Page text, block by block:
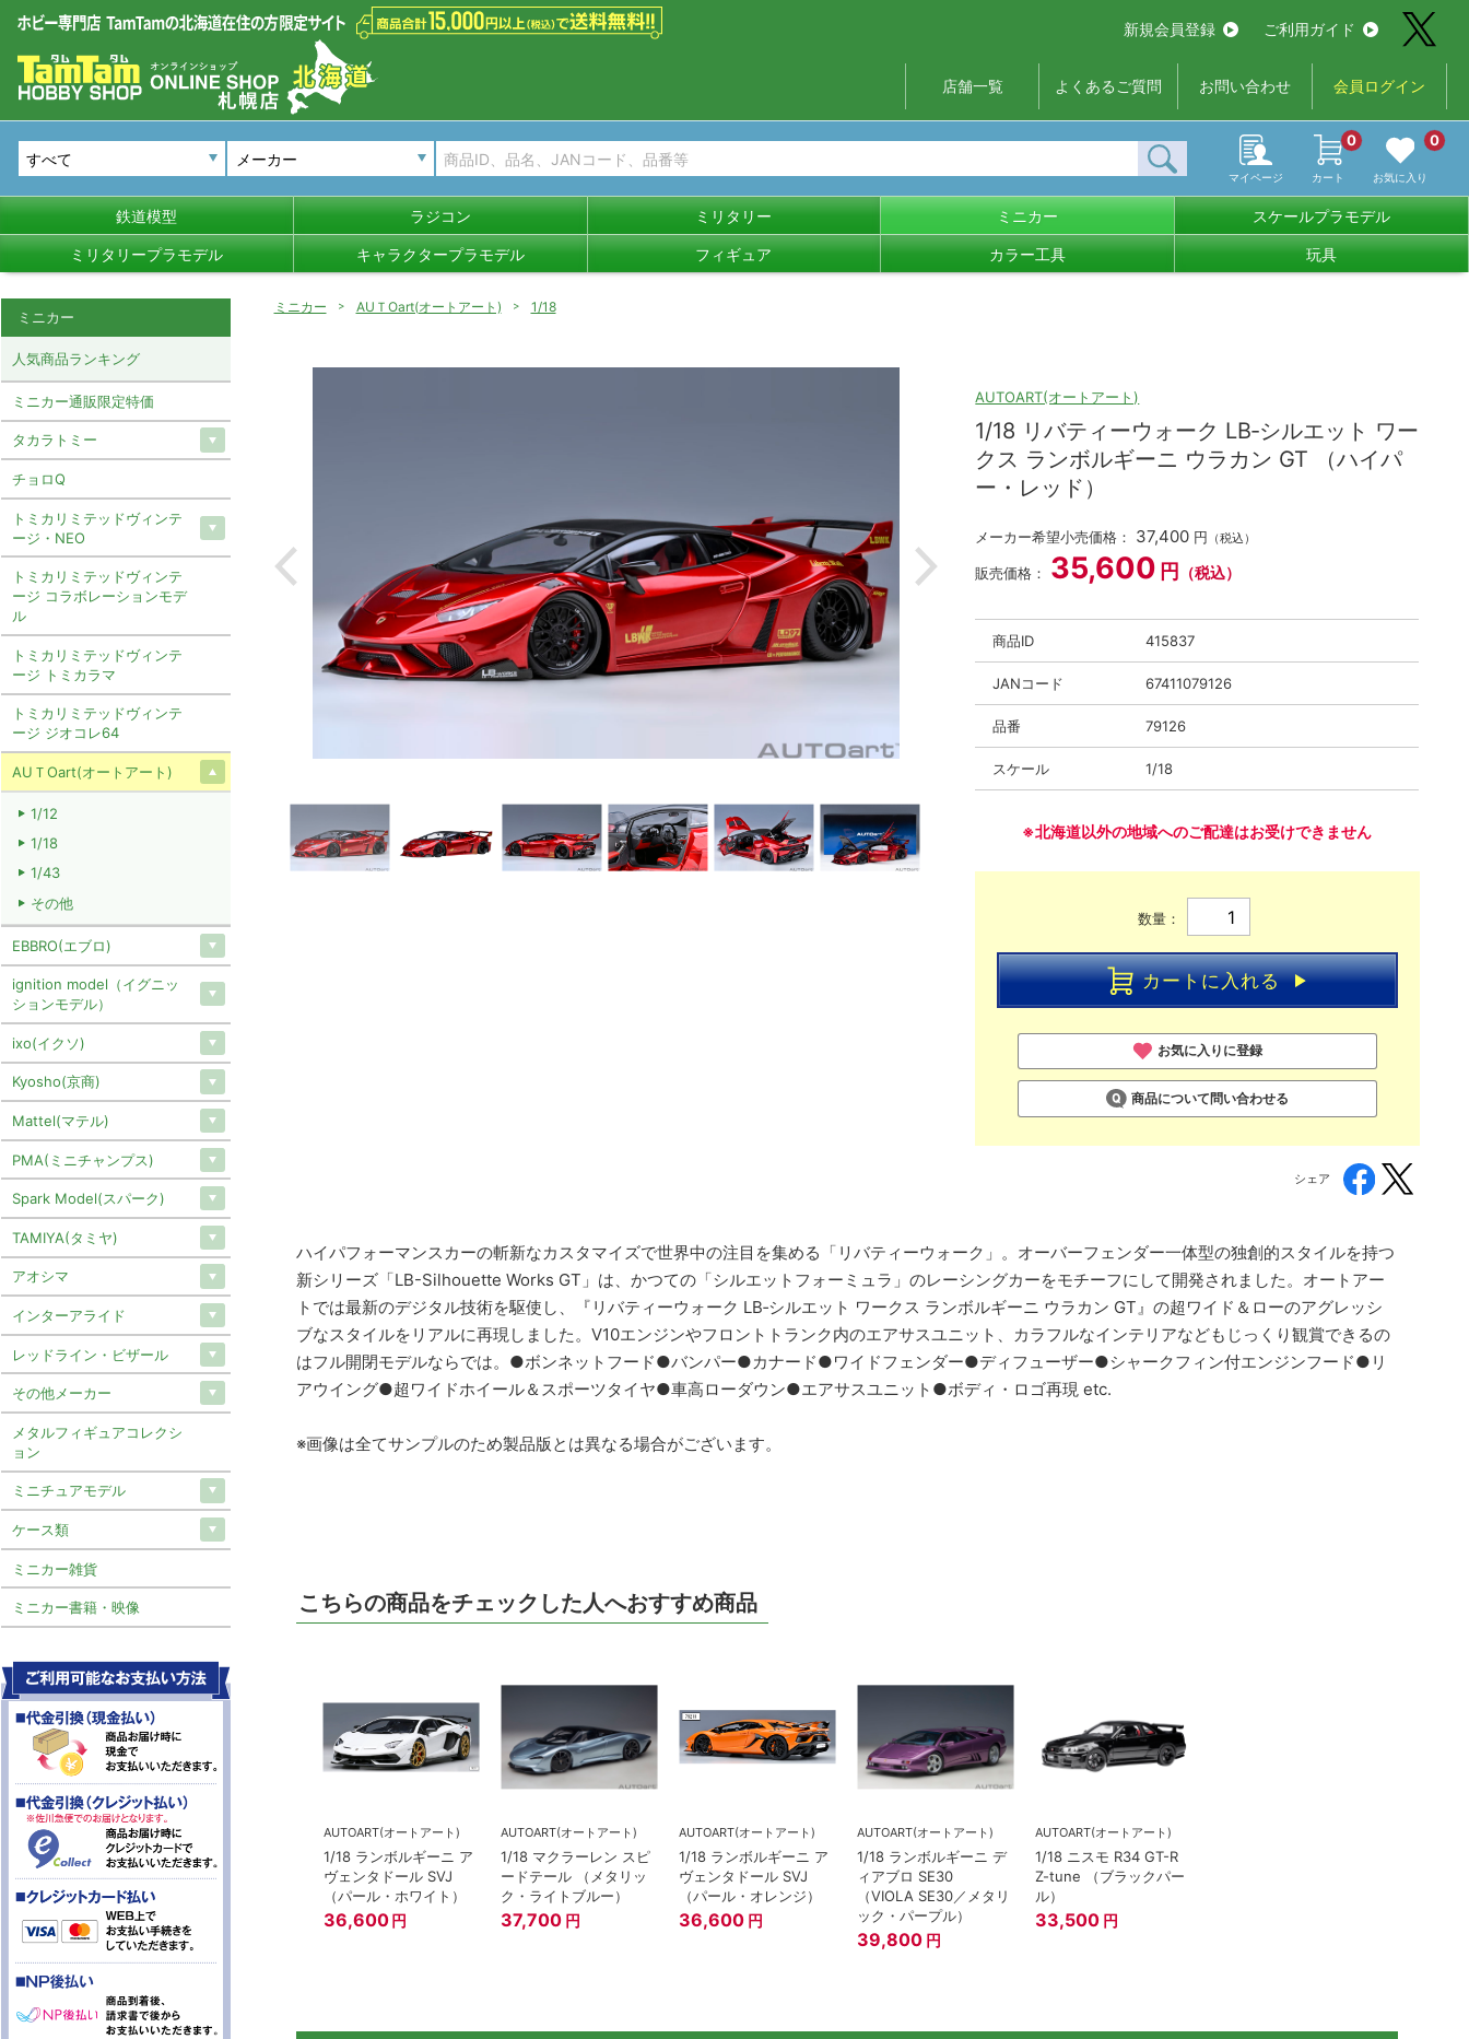
新規会員登録 ご利用ガイド
店舗一覧 よくあるご質問 お問い合わせ 会員ログイン
メーカー
マイページ カート
0
お気に入り
0
鉄道模型 ラジコン ミリタリー ミニカー スケールプラモデル
ミリタリープラモデル キャラクタープラモデル フィギュア カラー工具 玩具
ミニカー AUＴOart(オートアート) 1/18
AUTOART(オートアート)
1/18 リバティーウォーク LB‐シルエット ワー
クス ランボルギーニ ウラカン GT （ハイパ
ー・レッド）
メーカー希望小売価格： 37,400 円 （税込）
販売価格： 35,600 円 （税込）
商品ID 415837
JANコード 67411079126
品番 79126
スケール 1/18
※北海道以外の地域へのご配達はお受けできません
数量：
カートに入れる
お気に入りに登録
商品について問い合わせる
シェア
ハイパフォーマンスカーの斬新なカスタマイズで世界中の注目を集める「リバティーウォーク」。オーバーフェンダー一体型の独創的スタイルを持つ
新シリーズ「LB-Silhouette Works GT」は、かつての「シルエットフォーミュラ」のレーシングカーをモチーフにして開発されました。オートアー
トでは最新のデジタル技術を駆使し、『リバティーウォーク LB‐シルエット ワークス ランボルギーニ ウラカン GT』の超ワイド＆ローのアグレッシ
ブなスタイルをリアルに再現しました。V10エンジンやフロントトランク内のエアサスユニット、カラフルなインテリアなどもじっくり観賞できるの
はフル開閉モデルならでは。●ボンネットフード●バンパー●カナード●ワイドフェンダー●ディフューザー●シャークフィン付エンジンフード●リ
アウイング●超ワイドホイール＆スポーツタイヤ●車高ローダウン●エアサスユニット●ボディ・ロゴ再現 etc.
※画像は全てサンプルのため製品版とは異なる場合がございます。
こちらの商品をチェックした人へおすすめ商品
AUTOART(オートアート)
1/18 ランボルギーニ ア
ヴェンタドール SVJ
（パール・ホワイト）
36,600 円
AUTOART(オートアート)
1/18 マクラーレン スピ
ードテール （メタリッ
ク・ライトブルー）
37,700 円
AUTOART(オートアート)
1/18 ランボルギーニ ア
ヴェンタドール SVJ
（パール・オレンジ）
36,600 円
AUTOART(オートアート)
1/18 ランボルギーニ デ
ィアブロ SE30
（VIOLA SE30／メタリ
ック・パープル）
39,800 円
AUTOART(オートアート)
1/18 ニスモ R34 GT-R
Z-tune （ブラックパー
ル）
33,500 円
ミニカー
人気商品ランキング
ミニカー通販限定特価
タカラトミー
チョロQ
トミカリミテッドヴィンテ
ージ・NEO
トミカリミテッドヴィンテ
ージ コラボレーションモデ
ル
トミカリミテッドヴィンテ
ージ トミカラマ
トミカリミテッドヴィンテ
ージ ジオコレ64
AUＴOart(オートアート)
1/12
1/18
1/43
その他
EBBRO(エブロ)
ignition model（イグニッ
ションモデル）
ixo(イクソ)
Kyosho(京商)
Mattel(マテル)
PMA(ミニチャンプス)
Spark Model(スパーク)
TAMIYA(タミヤ)
アオシマ
インターアライド
レッドライン・ビザール
その他メーカー
メタルフィギュアコレクシ
ョン
ミニチュアモデル
ケース類
ミニカー雑貨
ミニカー書籍・映像